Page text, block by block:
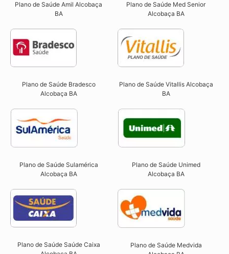
Plano de Saúde Amil Alcobaça
BA
Plano de Saúde Med Senior
Alcobaça BA
Plano de Saúde Bradesco
Alcobaça BA
Plano de Saúde Vitallis Alcobaça
BA
Plano de Saúde Sulamérica
Alcobaça BA
Plano de Saúde Unimed
Alcobaça BA
Plano de Saúde Saúde Caixa
Plano de Saúde Medvida